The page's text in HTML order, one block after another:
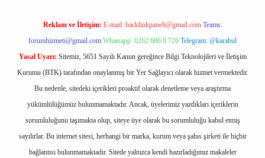
Reklam ve İletişim: E-mail: backlinkpaneli@gmail.com Teams:
forumhizmeti@gmail.com Whatsapp: 0262 606 0 726 Telegram: @karabul
Yasal Uyarı: Sitemiz, 5651 Sayılı Kanun gereğince Bilgi Teknolojileri ve İletişim
Kurumu (BTK) tarafından onaylanmış bir Yer Sağlayıcı olarak hizmet vermektedir.
Bu nedenle, sitedeki içerikleri proaktif olarak denetleme veya araştırma
yükümlülüğümüz bulunmamaktadır. Ancak, üyelerimiz yazdıkları içeriklerin
sorumluluğunu taşımakta olup, siteye üye olarak bu sorumluluğu kabul etmiş
sayılırlar. Bu internet sitesi, herhangi bir marka, kurum veya şahıs şirketi ile hiçbir
bağlantısı bulunmamaktadır. Sitede yalnızca kendi hazırladığımız makaleler